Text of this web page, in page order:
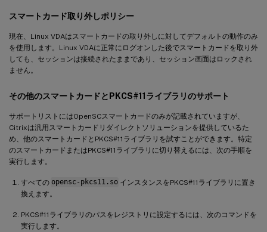
スマートカード取り外しポリシー
現在、Linux VDAはスマートカードの取り外しに対してデフォルトの動作のみ
を使用します。Linux VDAに正常にログオンした後でスマートカードを取り外
しても、セッションは接続されたままであり、セッション画面はロックされ
ません。
その他のスマートカードとPKCS#11ライブラリのサポート
サポートリストにはOpenSCスマートカードのみが記載されていますが、
Citrixは汎用スマートカードリダイレクトソリューションを提供しているた
め、他のスマートカードとPKCS#11ライブラリを試すことができます。特定
のスマートカードまたはPKCS#11ライブラリに切り替えるには、次の手順を
実行します。
すべての opensc-pkcs11.so インスタンスをPKCS#11ライブラリに置き
換えます。
PKCS#11ライブラリのパスをレジストリに設定するには、次のコマンドを
実行します。